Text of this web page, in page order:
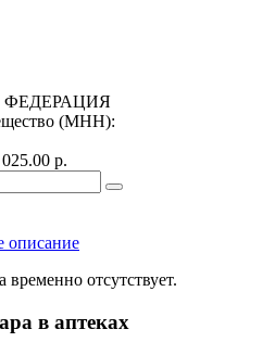
(МНН):
р.
описание
временно отсутствует.
в аптеках